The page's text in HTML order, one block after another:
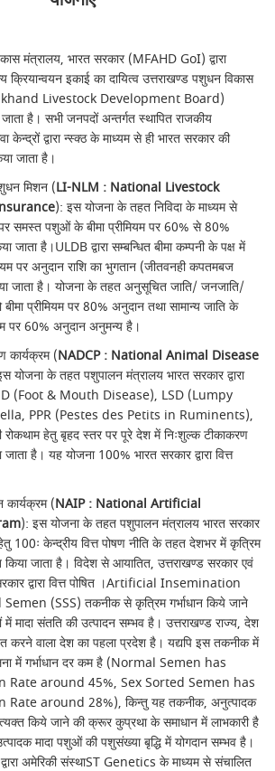
मंत्रालय, भारत सरकार (MFAHD GoI) द्वारा
इकाई का दायित्व उत्तराखण्ड पशुधन विकास
Livestock Development Board)
जाता है। सभी जनपदों अन्तर्गत स्थापित राजकीय
केन्द्रों द्वारा न्स्क्ठ के माध्यम से ही भारत सरकार की
जाता है।
मिशन (LI-NLM : National Livestock
): इस योजना के तहत निविदा के माध्यम से
पर समस्त पशुओं के बीमा प्रीमियम पर 60% से 80%
जाता है।ULDB द्वारा सम्बन्धित बीमा कम्पनी के पक्ष में
पर अनुदान राशि का भुगतान (जीतवनही कपतमबज
जाता है। योजना के तहत अनुसूचित जाति/ जनजाति/
प्रीमियम पर 80% अनुदान तथा सामान्य जाति के
पर 60% अनुदान अनुमन्य है।
कार्यक्रम (NADCP : National Animal Disease
योजना के तहत पशुपालन मंत्रालय भारत सरकार द्वारा
(Foot & Mouth Disease), LSD (Lumpy
PPR (Pestes des Petits in Ruminents),
हेतु बृहद स्तर पर पूरे देश में निःशुल्क टीकाकरण
है। यह योजना 100% भारत सरकार द्वारा वित्त
कार्यक्रम (NAIP : National Artificial
): इस योजना के तहत पशुपालन मंत्रालय भारत सरकार
हेतु 100ः केन्द्रीय वित्त पोषण नीति के तहत देशभर में कृत्रिम
किया जाता है। विदेश से आयातित, उत्तराखण्ड सरकार एवं
द्वारा वित्त पोषित ।Artificial Insemination
(SSS) तकनीक से कृत्रिम गर्भाधान किये जाने
मादा संतति की उत्पादन सम्भव है। उत्तराखण्ड राज्य, देश
करने वाला देश का पहला प्रदेश है। यद्यपि इस तकनीक में
में गर्भाधान दर कम है (Normal Semen has
Rate around 45%, Sex Sorted Semen has
around 28%), किन्तु यह तकनीक, अनुत्पादक
किये जाने की क्रूर कुप्रथा के समाधान में लाभकारी है
मादा पशुओं की पशुसंख्या बृद्धि में योगदान सम्भव है।
अमेरिकी संस्थाST Genetics के माध्यम से संचालित